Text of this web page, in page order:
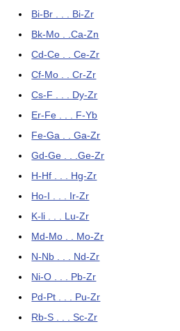
Bi-Br . . . Bi-Zr
Bk-Mo . .Ca-Zn
Cd-Ce . . Ce-Zr
Cf-Mo . . Cr-Zr
Cs-F . . . Dy-Zr
Er-Fe . . . F-Yb
Fe-Ga . . Ga-Zr
Gd-Ge . . .Ge-Zr
H-Hf . . . Hg-Zr
Ho-I . . . Ir-Zr
K-li . . . Lu-Zr
Md-Mo . . Mo-Zr
N-Nb . . . Nd-Zr
Ni-O . . . Pb-Zr
Pd-Pt . . . Pu-Zr
Rb-S . . . Sc-Zr